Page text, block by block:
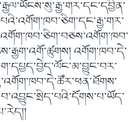
འགོག་ཁབ་དེ་